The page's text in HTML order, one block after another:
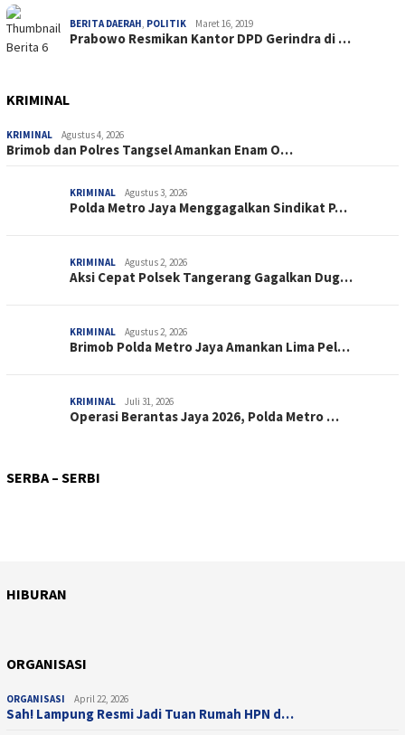
BERITA DAERAH, POLITIK Maret 16, 2019
Prabowo Resmikan Kantor DPD Gerindra di …
KRIMINAL
KRIMINAL Agustus 4, 2026
Brimob dan Polres Tangsel Amankan Enam O…
KRIMINAL Agustus 3, 2026
Polda Metro Jaya Menggagalkan Sindikat P…
KRIMINAL Agustus 2, 2026
Aksi Cepat Polsek Tangerang Gagalkan Dug…
KRIMINAL Agustus 2, 2026
Brimob Polda Metro Jaya Amankan Lima Pel…
KRIMINAL Juli 31, 2026
Operasi Berantas Jaya 2026, Polda Metro …
SERBA – SERBI
Respon Cepat Satgas Kepolisian Operasi D…
Kerja Bakti Massal, Rutan Surakarta Wuju…
SOSIAL Agustus 1, 2026
Dukung Pelaku Usaha Kecil, Rutan Surakar…
KETAHANAN PANGAN
SOSIAL Juli 31, 2026
HIBURAN
Sentuhan Sinematik Ifan Seventeen, &#821…
Taman Bermain Indoor untuk Anak, Champio…
ORGANISASI
ORGANISASI April 22, 2026
Sah! Lampung Resmi Jadi Tuan Rumah HPN d…